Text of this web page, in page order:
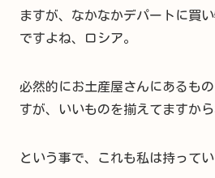
ますが、なかなかデパートに買
ですよね、ロシア。
必然的にお土産屋さんにあるも
すが、いいものを揃えてますから
という事で、これも私は持ってい